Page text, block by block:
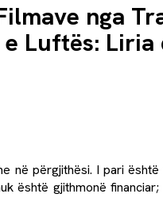
nga
Luftës: Liria
përgjithësi. I pari
është gjithmonë